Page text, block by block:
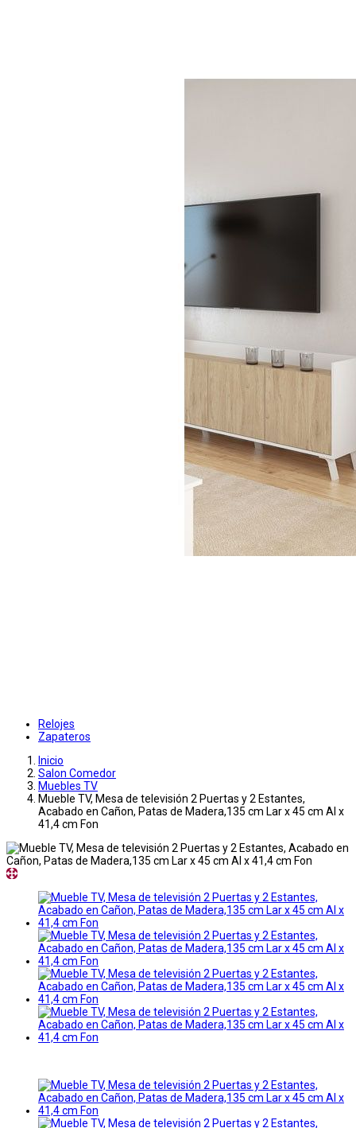
Relojes
Zapateros
Inicio
Salon Comedor
Muebles TV
Mueble TV, Mesa de televisión 2 Puertas y 2 Estantes,
Acabado en Cañon, Patas de Madera,135 cm Lar x 45 cm Al x
41,4 cm Fon